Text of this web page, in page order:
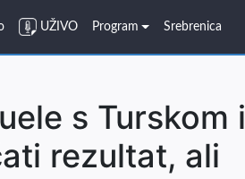
UŽIVO Program Srebrenica
s Turskom i
rezultat, ali